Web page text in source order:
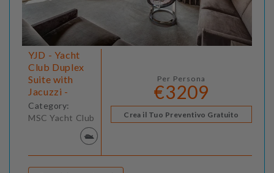
YJD - Yacht
Club Duplex
Suite with
Jacuzzi -
Category:
MSC Yacht Club
Per Persona
€3209
Crea il Tuo Preventivo Gratuito